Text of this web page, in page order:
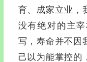
育、成家立业，
没有绝对的主
写，寿命并不因
己以为能掌控的